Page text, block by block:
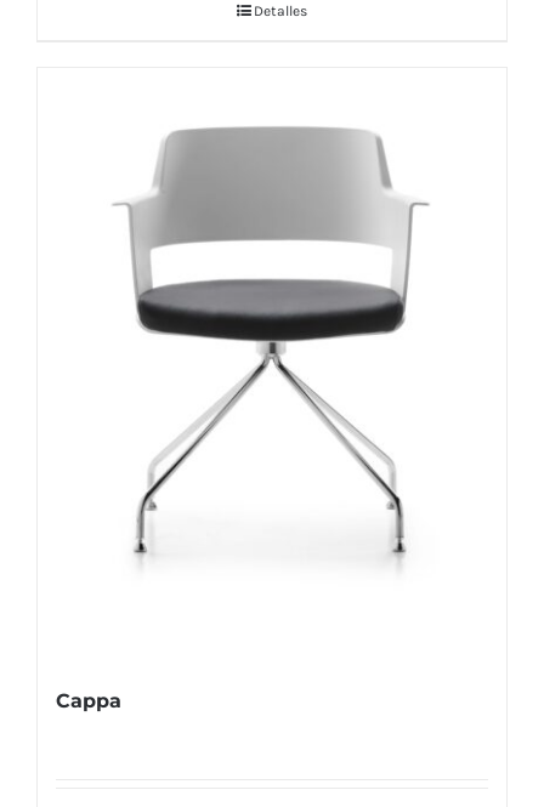
Detalles
Cappa